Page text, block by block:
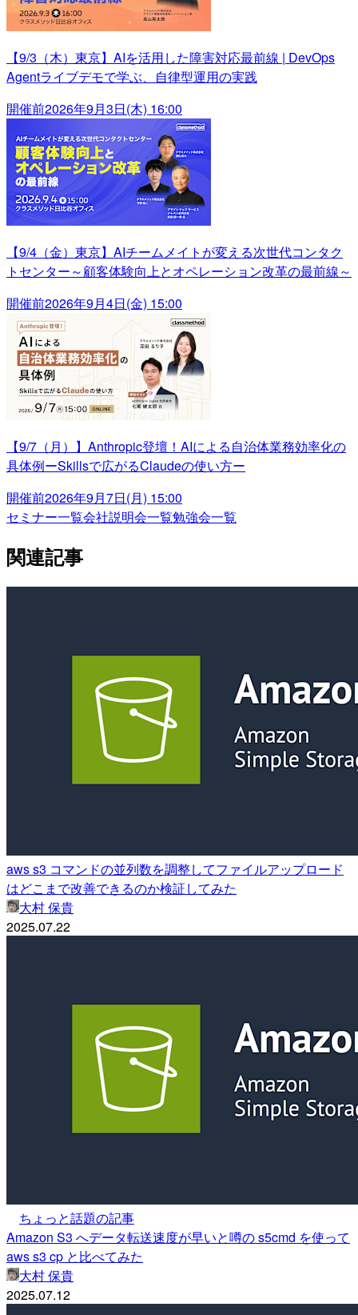
【9/3（木）東京】AIを活用した障害対応最前線 | DevOps
Agentライブデモで学ぶ、自律型運用の実践
開催前2026年9月3日(木) 16:00
【9/4（金）東京】AIチームメイトが変える次世代コンタク
トセンター～顧客体験向上とオペレーション改革の最前線～
開催前2026年9月4日(金) 15:00
【9/7（月）】Anthropic登壇！AIによる自治体業務効率化の
具体例ーSkillsで広がるClaudeの使い方ー
開催前2026年9月7日(月) 15:00
セミナー一覧会社説明会一覧勉強会一覧
関連記事
aws s3 コマンドの並列数を調整してファイルアップロード
はどこまで改善できるのか検証してみた
大村 保貴
2025.07.22
ちょっと話題の記事
Amazon S3 へデータ転送速度が早いと噂の s5cmd を使って
aws s3 cp と比べてみた
大村 保貴
2025.07.12